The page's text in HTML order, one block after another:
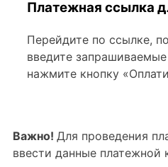
Платежная ссылка
Перейдите по ссылке,
введите
нажмите кнопку
Важно! Для проведения
ввести данные платежной